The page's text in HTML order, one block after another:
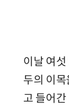
이날 여
두의 이
고 들어간